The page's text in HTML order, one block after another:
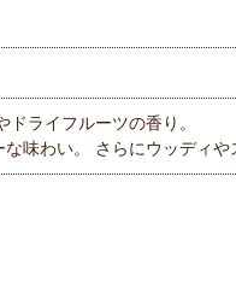
ライフルーツの香り。
味わい。 さらにウッディや